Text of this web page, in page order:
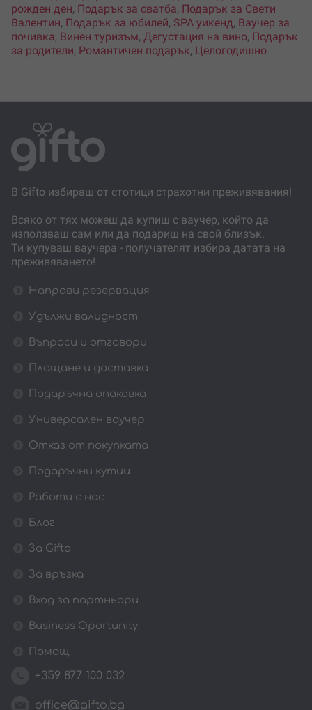
рожден ден, Подарък за сватба, Подарък за Свети
Валентин, Подарък за юбилей, SPA уикенд, Ваучер за
почивка, Винен туризъм, Дегустация на вино, Подарък
за родители, Романтичен подарък, Целогодишно
В Gifto избираш от стотици страхотни преживявания!
Всяко от тях можеш да купиш с ваучер, който да
използваш сам или да подариш на свой близък.
Ти купуваш ваучера - получателят избира датата на
преживяването!
Направи резервация
Удължи валидност
Въпроси и отговори
Плащане и доставка
Подаръчна опаковка
Универсален ваучер
Отказ от покупката
Подаръчни кутии
Работи с нас
Блог
За Gifto
За връзка
Вход за партньори
Business Oportunity
Помощ
+359 877 100 032
office@gifto.bg